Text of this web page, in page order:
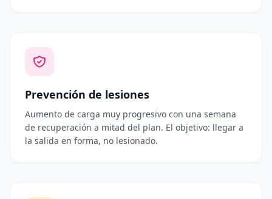
Prevención de lesiones
Aumento de carga muy progresivo con una semana
de recuperación a mitad del plan. El objetivo: llegar a
la salida en forma, no lesionado.